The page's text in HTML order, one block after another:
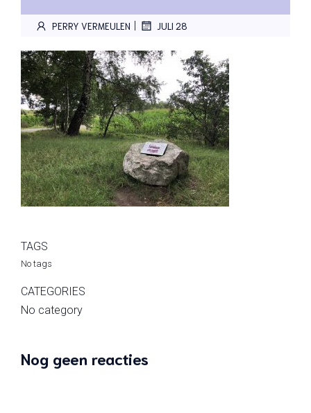
PERRY VERMEULEN | JULI 28
TAGS
No tags
CATEGORIES
No category
Nog geen reacties